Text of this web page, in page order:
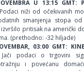
U 13:15 GMT:
Podaci niži od očekivanih
smanjenja stopa od
pritisak na američki
(prethodno: -32 hiljade)
03:00 GMT:
Jači podaci o trgovini
i povećanu